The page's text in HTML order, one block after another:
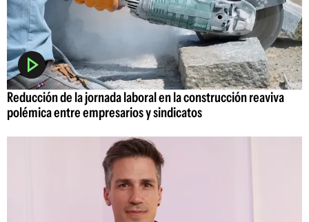
Reducción de la jornada laboral en la construcción reaviva
polémica entre empresarios y sindicatos